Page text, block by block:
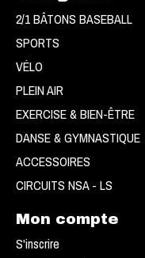
2/1 BÂTONS BASEBALL
SPORTS
VÉLO
PLEIN AIR
EXERCISE & BIEN-ÊTRE
DANSE & GYMNASTIQUE
ACCESSOIRES
CIRCUITS NSA - LS
Mon compte
S'inscrire